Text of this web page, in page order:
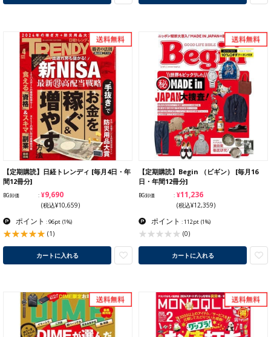
【定期購読】日経トレンディ [毎月4日・年
間12冊分]
BG卸価 ¥9,690
(税込¥10,659)
ポイント : 96pt (1%)
(1)
カートに入れる
【定期購読】Begin （ビギン） [毎月16
日・年間12冊分]
BG卸価 ¥11,236
(税込¥12,359)
ポイント : 112pt (1%)
(0)
カートに入れる